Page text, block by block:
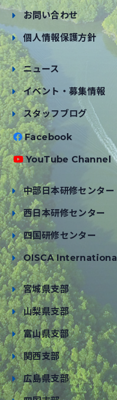
お問い合わせ
個人情報保護方針
ニュース
イベント・募集情報
スタッフブログ
Facebook
YouTube Channel
中部日本研修センター
西日本研修センター
四国研修センター
OISCA International
宮城県支部
山梨県支部
富山県支部
関西支部
広島県支部